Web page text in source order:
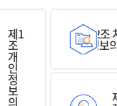
제1
조
개
인
정
보
의
제2조
개인정보